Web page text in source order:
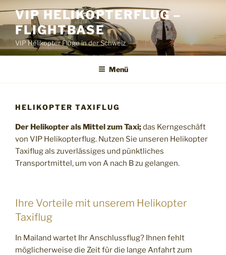
Inhalt
springen
VIP HELIKOPTERFLUG –
FLIGHTBASE
VIP Helikopter Flüge in der Schweiz
Menü
HELIKOPTER TAXIFLUG
Der Helikopter als Mittel zum Taxi;das Kerngeschäft
von VIP Helikopterflug. Nutzen Sie unseren Helikopter
Taxiflug als zuverlässiges und pünktliches
Transportmittel, um von A nach B zu gelangen.
Ihre Vorteile mit unserem Helikopter
Taxiflug
In Mailand wartet Ihr Anschlussflug? Ihnen fehlt
möglicherweise die Zeit für die lange Anfahrt zum